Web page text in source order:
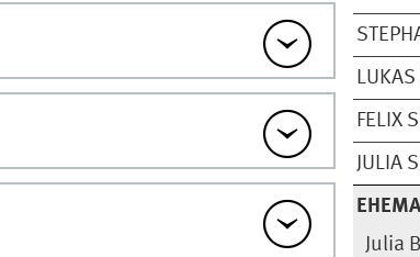
LUKAS
FELIX
JULIA
Julia